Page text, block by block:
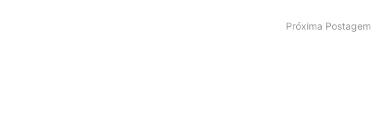
Próxima Postagem